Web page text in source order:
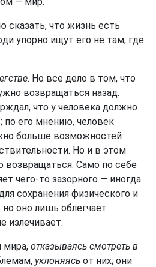
что жизнь есть
упорно ищут его не там, где
. Но все дело в том, что
возвращаться назад.
что у человека должно
по его мнению, человек
больше возможностей
Но и в этом
возвращаться. Само по себе
чего-то зазорного — иногда
сохранения физического и
оно лишь облегчает
излечивает.
мира, отказываясь смотреть в
уклоняясь от них; они